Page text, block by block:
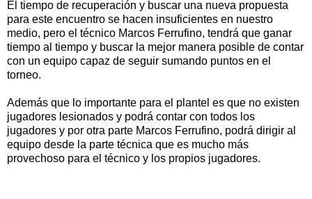
El tiempo de recuperación y buscar una nueva propuesta
para este encuentro se hacen insuficientes en nuestro
medio, pero el técnico Marcos Ferrufino, tendrá que ganar
tiempo al tiempo y buscar la mejor manera posible de contar
con un equipo capaz de seguir sumando puntos en el
torneo.
Además que lo importante para el plantel es que no existen
jugadores lesionados y podrá contar con todos los
jugadores y por otra parte Marcos Ferrufino, podrá dirigir al
equipo desde la parte técnica que es mucho más
provechoso para el técnico y los propios jugadores.